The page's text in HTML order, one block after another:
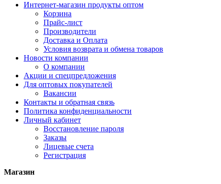
Интернет-магазин продукты оптом
Корзина
Прайс-лист
Производители
Доставка и Оплата
Условия возврата и обмена товаров
Новости компании
О компании
Акции и спецпредложения
Для оптовых покупателей
Вакансии
Контакты и обратная связь
Политика конфиденциальности
Личный кабинет
Восстановление пароля
Заказы
Лицевые счета
Регистрация
Магазин